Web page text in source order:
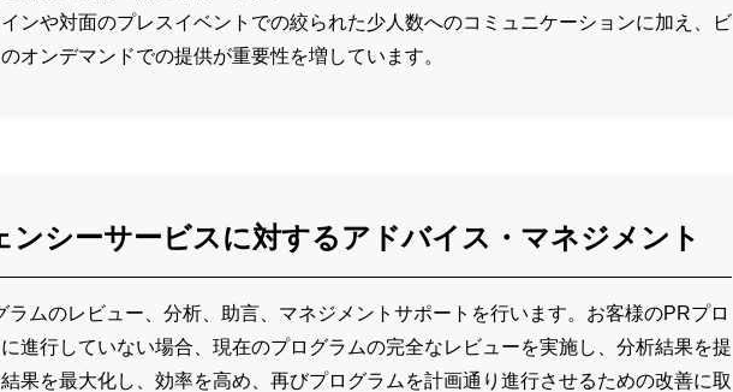
ンや対面のプレスイベントでの絞られた少人数へのコミュニケーションに加え、ビ
オンデマンドでの提供が重要性を増しています。
ンシーサービスに対するアドバイス・マネジメント
ラムのレビュー、分析、助言、マネジメントサポートを行います。お客様のPRプロ
進行していない場合、現在のプログラムの完全なレビューを実施し、分析結果を提
果を最大化し、効率を高め、再びプログラムを計画通り進行させるための改善に取